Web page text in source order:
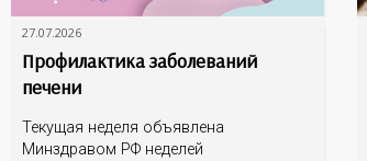
27.07.2026
Профилактика заболеваний
печени
Текущая неделя объявлена
Минздравом РФ неделей